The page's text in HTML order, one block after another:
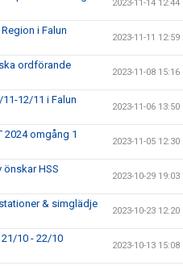
2023-11-14 12:44
i Falun
2023-11-11 12:59
ordförande
2023-11-08 15:16
12/11 i Falun
2023-11-06 13:50
2024 omgång 1
2023-11-05 12:30
önskar HSS
2023-10-29 19:03
& simglädje
2023-10-23 12:20
10 - 22/10
2023-10-13 15:08